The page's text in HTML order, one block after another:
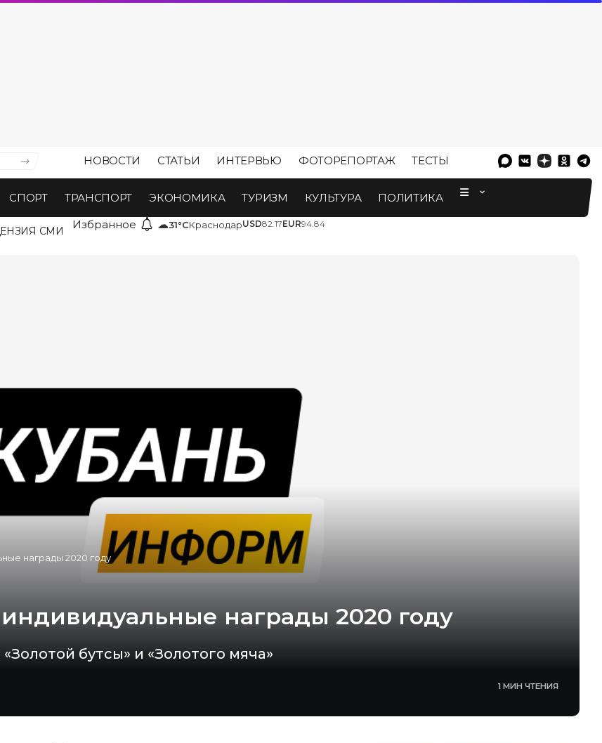
НОВОСТИ СТАТЬИ ИНТЕРВЬЮ ФОТОРЕПОРТАЖ ТЕСТЫ
СПОРТ ТРАНСПОРТ ЭКОНОМИКА ТУРИЗМ КУЛЬТУРА ПОЛИТИКА
СМИ Избранное ☁31°CКраснодарUSD82.17EUR94.84
награды 2020 году
награды 2020 году
бутсы» и «Золотого мяча»
1 МИН ЧТЕНИЯ